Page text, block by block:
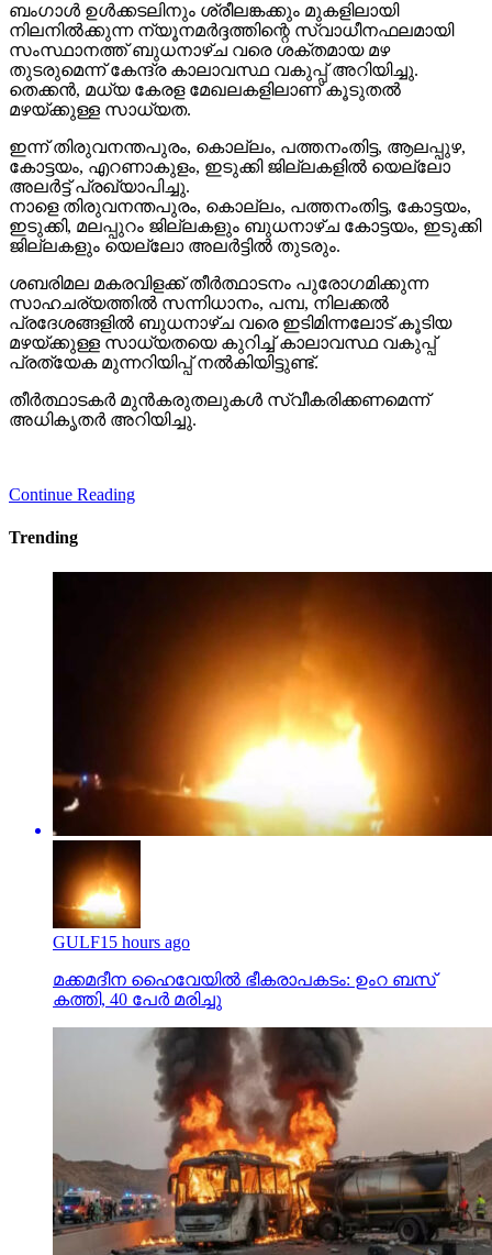
ബംഗാള്‍ ഉള്‍ക്കടലിനും ശ്രീലങ്കക്കും മുകളിലായി
നിലനില്‍ക്കുന്ന ന്യൂനമര്‍ദ്ദത്തിന്റെ സ്വാധീനഫലമായി
സംസ്ഥാനത്ത് ബുധനാഴ്ച വരെ ശക്തമായ മഴ
തുടരുമെന്ന് കേന്ദ്ര കാലാവസ്ഥ വകുപ്പ് അറിയിച്ചു.
തെക്കന്‍, മധ്യ കേരള മേഖലകളിലാണ് കൂടുതല്‍
മഴയ്ക്കുള്ള സാധ്യത.
ഇന്ന് തിരുവനന്തപുരം, കൊല്ലം, പത്തനംതിട്ട, ആലപ്പുഴ,
കോട്ടയം, എറണാകുളം, ഇടുക്കി ജില്ലകളില്‍ യെല്ലോ
അലര്‍ട്ട് പ്രഖ്യാപിച്ചു.
നാളെ തിരുവനന്തപുരം, കൊല്ലം, പത്തനംതിട്ട, കോട്ടയം,
ഇടുക്കി, മലപ്പുറം ജില്ലകളും ബുധനാഴ്ച കോട്ടയം, ഇടുക്കി
ജില്ലകളും യെല്ലോ അലര്‍ട്ടില്‍ തുടരും.
ശബരിമല മകരവിളക്ക് തീര്‍ത്ഥാടനം പുരോഗമിക്കുന്ന
സാഹചര്യത്തില്‍ സന്നിധാനം, പമ്പ, നിലക്കല്‍
പ്രദേശങ്ങളില്‍ ബുധനാഴ്ച വരെ ഇടിമിന്നലോട് കൂടിയ
മഴയ്ക്കുള്ള സാധ്യതയെ കുറിച്ച് കാലാവസ്ഥ വകുപ്പ്
പ്രത്യേക മുന്നറിയിപ്പ് നല്‍കിയിട്ടുണ്ട്.
തീര്‍ത്ഥാടകര്‍ മുന്‍കരുതലുകള്‍ സ്വീകരിക്കണമെന്ന്
അധികൃതര്‍ അറിയിച്ചു.
Continue Reading
Trending
GULF15 hours ago
മക്കമദീന ഹൈവേയില്‍ ഭീകരാപകടം: ഉംറ ബസ്
കത്തി, 40 പേര്‍ മരിച്ചു